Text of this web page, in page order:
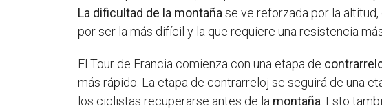
La dificultad de la montaña se ve reforzada por la
por ser la más difícil y la que requiere una resistencia
El Tour de Francia comienza con una etapa de
más rápido. La etapa de contrarreloj se seguirá de una
los ciclistas recuperarse antes de la montaña . Esto